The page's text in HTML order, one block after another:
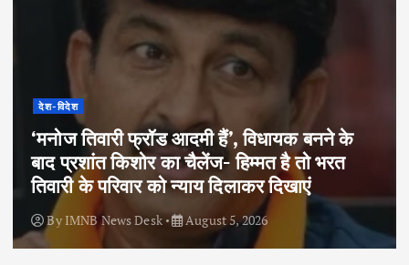
देश-विदेश
‘मनोज तिवारी फ्रॉड आदमी हैं’, विधायक बनने के
बाद प्रशांत किशोर का चैलेंज- हिम्मत है तो भरत
तिवारी के परिवार को न्याय दिलाकर दिखाएं
By IMNB News Desk August 5, 2026